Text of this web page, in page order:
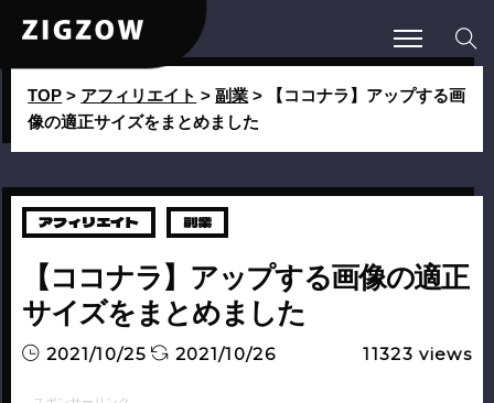
TOP > アフィリエイト >副業 >
【ココナラ】アップする画
像の適正サイズをまとめました
アフィリエイト 副業
【ココナラ】アップする画像の適正
サイズをまとめました
2021/10/25 2021/10/26 11323views